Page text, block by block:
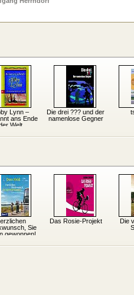
Lynn –
ans Ende
Welt
Die drei ??? und der
namenlose Gegner
Sie
gewonnen!
Das Rosie-Projekt
Die